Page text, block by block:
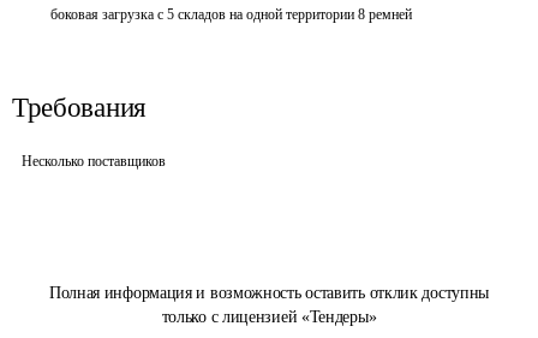
Полная информация и возможность оставить отклик доступны
только с лицензией «Тендеры»
боковая загрузка с 5 складов на одной территории 8 ремней
Требования
Несколько поставщиков